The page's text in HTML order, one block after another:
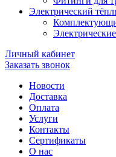
Электрический
Личный кабинет
Заказать звонок
Новости
Доставка
Оплата
Услуги
Контакты
Cертификаты
О нас